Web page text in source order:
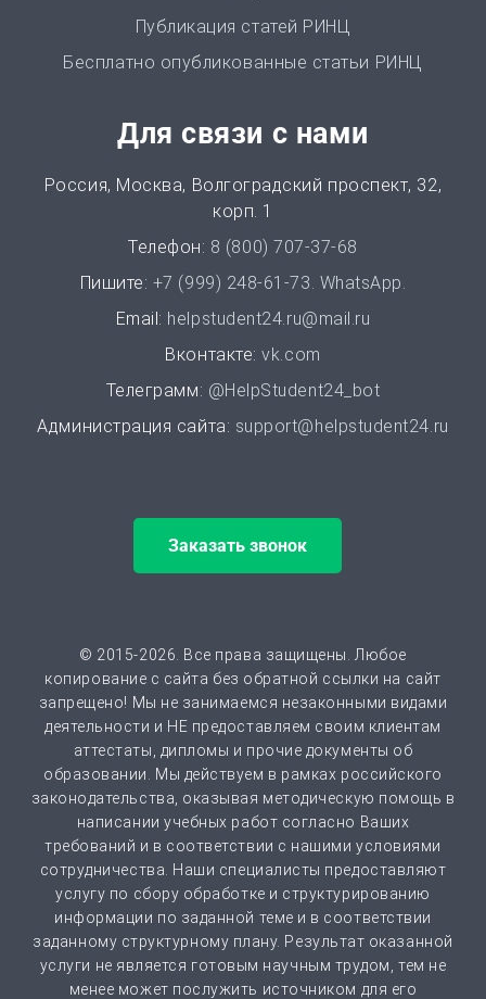
Маркетинговое исследование
от 4 часов | от 500 ₽
от 2 часов | от 500 ₽
Аннотация
от 2 часов | от 400 ₽
НИР
от 2 часов | от 5000 ₽
Кандидатская диссертация
ВАК
от 2 часов | от 500 ₽
Scopus
от 2 часов | от 500 ₽
РИНЦ
от 2 часов | от 500 ₽
Шпаргалка
от 1 часа | от 300 ₽
Публикация статей РИНЦ
Бесплатно опубликованные статьи РИНЦ
Для связи с нами
Россия, Москва, Волгоградский проспект, 32,
корп. 1
Телефон: 8 (800) 707-37-68
Пишите: +7 (999) 248-61-73. WhatsApp.
Email: helpstudent24.ru@mail.ru
Вконтакте:vk.com
Телеграмм: @HelpStudent24_bot
Администрация сайта: support@helpstudent24.ru
Заказать звонок
© 2015-2026. Все права защищены. Любое
копирование с сайта без обратной ссылки на сайт
запрещено! Мы не занимаемся незаконными видами
деятельности и НЕ предоставляем своим клиентам
аттестаты, дипломы и прочие документы об
образовании. Мы действуем в рамках российского
законодательства, оказывая методическую помощь в
написании учебных работ согласно Ваших
требований и в соответствии с нашими условиями
сотрудничества. Наши специалисты предоставляют
услугу по сбору обработке и структурированию
информации по заданной теме и в соответствии
заданному структурному плану. Результат оказанной
услуги не является готовым научным трудом, тем не
менее может послужить источником для его